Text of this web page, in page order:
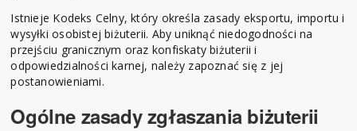
Istnieje Kodeks Celny, który określa zasady eksportu, importu i
wysyłki osobistej biżuterii. Aby uniknąć niedogodności na
przejściu granicznym oraz konfiskaty biżuterii i
odpowiedzialności karnej, należy zapoznać się z jej
postanowieniami.
Ogólne zasady zgłaszania biżuterii